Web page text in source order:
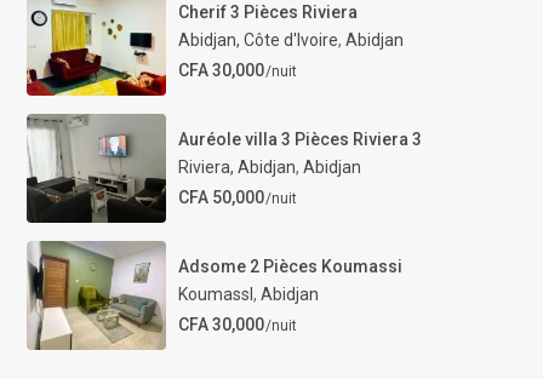
Cherif 3 Pièces Riviera
Abidjan, Côte d'Ivoire, Abidjan
CFA 30,000/nuit
Auréole villa 3 Pièces Riviera 3
Riviera, Abidjan, Abidjan
CFA 50,000/nuit
Adsome 2 Pièces Koumassi
KoumassI , Abidjan
CFA 30,000/nuit